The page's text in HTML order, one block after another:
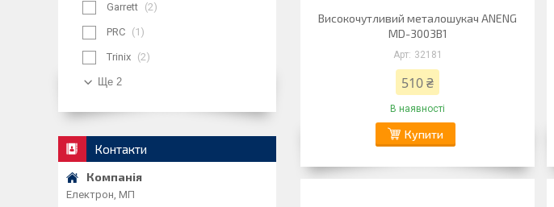
Високочутливий металошукач ANENG
MD-3003B1
32181
510 ₴
В наявності
Купити
Garrett 2
PRC 1
Trinix 2
Ще 2
Контакти
Електрон, МП